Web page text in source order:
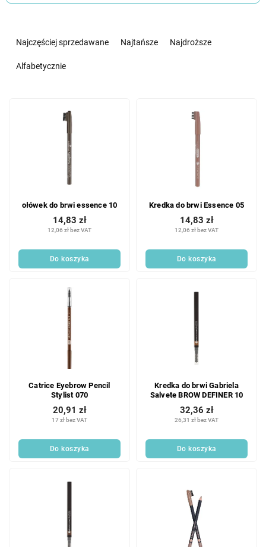
Najczęściej sprzedawane Najtańsze Najdroższe
Alfabetycznie
ołówek do brwi essence 10
12,06 zł bez VAT
14,83 zł
Do koszyka
Kredka do brwi Essence 05
12,06 zł bez VAT
14,83 zł
Do koszyka
Catrice Eyebrow Pencil
Stylist 070
17 zł bez VAT
20,91 zł
Do koszyka
Kredka do brwi Gabriela
Salvete BROW DEFINER 10
26,31 zł bez VAT
32,36 zł
Do koszyka